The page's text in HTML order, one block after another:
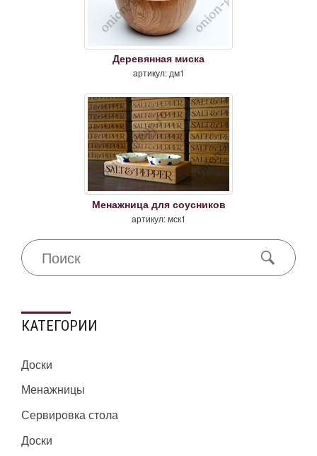
Деревянная миска
артикул: дм1
Менажница для соусников
артикул: мск1
КАТЕГОРИИ
Доски
Менажницы
Сервировка стола
Доски